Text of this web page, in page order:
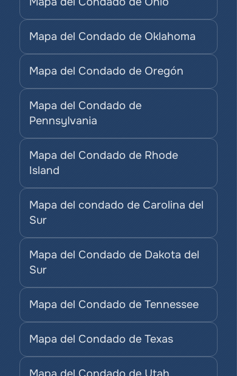
Mapa del Condado de Oklahoma
Mapa del Condado de Oregón
Mapa del Condado de
Pennsylvania
Mapa del Condado de Rhode
Island
Mapa del condado de Carolina del
Sur
Mapa del Condado de Dakota del
Sur
Mapa del Condado de Tennessee
Mapa del Condado de Texas